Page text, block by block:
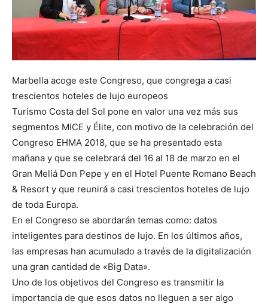
Marbella acoge este Congreso, que congrega a casi
trescientos hoteles de lujo europeos
Turismo Costa del Sol pone en valor una vez más sus
segmentos MICE y Élite, con motivo de la celebración del
Congreso EHMA 2018, que se ha presentado esta
mañana y que se celebrará del 16 al 18 de marzo en el
Gran Meliá Don Pepe y en el Hotel Puente Romano Beach
& Resort y que reunirá a casi trescientos hoteles de lujo
de toda Europa.
En el Congreso se abordarán temas como: datos
inteligentes para destinos de lujo. En los últimos años,
las empresas han acumulado a través de la digitalización
una gran cantidad de «Big Data».
Uno de los objetivos del Congreso es transmitir la
importancia de que esos datos no lleguen a ser algo